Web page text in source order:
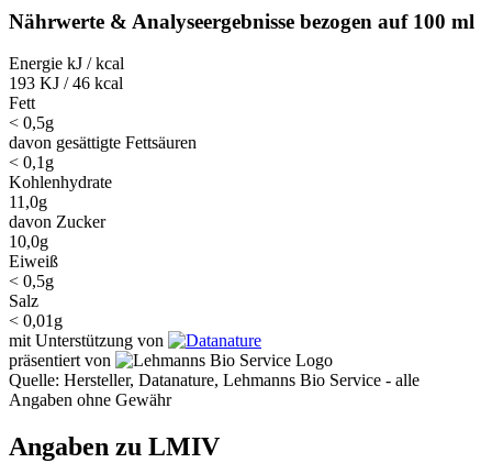
Nährwerte & Analyseergebnisse bezogen auf 100 ml
Energie kJ / kcal
193 KJ / 46 kcal
Fett
< 0,5g
davon gesättigte Fettsäuren
< 0,1g
Kohlenhydrate
11,0g
davon Zucker
10,0g
Eiweiß
< 0,5g
Salz
< 0,01g
mit Unterstützung von
präsentiert von
Quelle: Hersteller, Datanature, Lehmanns Bio Service - alle
Angaben ohne Gewähr
Angaben zu LMIV